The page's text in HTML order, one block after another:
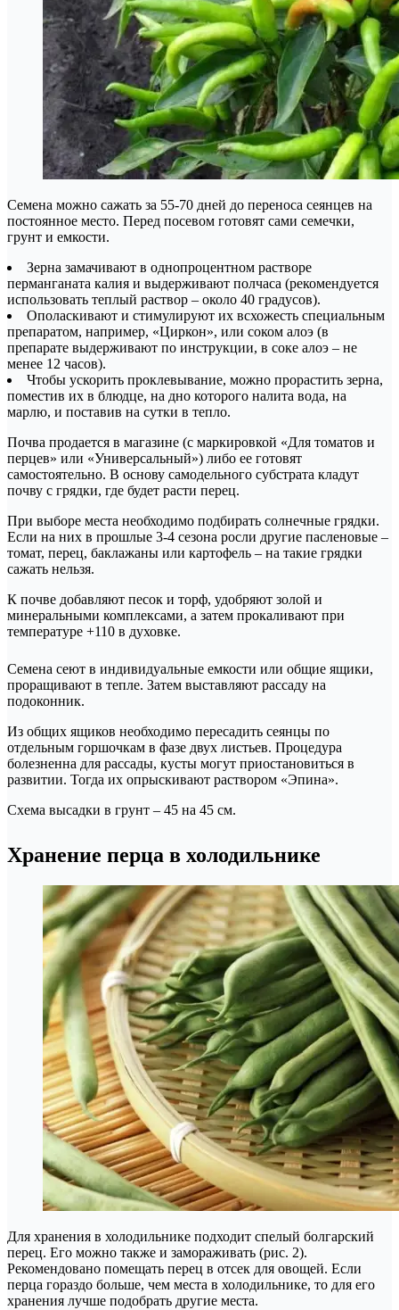
Семена можно сажать за 55-70 дней до переноса сеянцев на
постоянное место. Перед посевом готовят сами семечки,
грунт и емкости.
Зерна замачивают в однопроцентном растворе
перманганата калия и выдерживают полчаса (рекомендуется
использовать теплый раствор – около 40 градусов).
Ополаскивают и стимулируют их всхожесть специальным
препаратом, например, «Циркон», или соком алоэ (в
препарате выдерживают по инструкции, в соке алоэ – не
менее 12 часов).
Чтобы ускорить проклевывание, можно прорастить зерна,
поместив их в блюдце, на дно которого налита вода, на
марлю, и поставив на сутки в тепло.
Почва продается в магазине (с маркировкой «Для томатов и
перцев» или «Универсальный») либо ее готовят
самостоятельно. В основу самодельного субстрата кладут
почву с грядки, где будет расти перец.
При выборе места необходимо подбирать солнечные грядки.
Если на них в прошлые 3-4 сезона росли другие пасленовые –
томат, перец, баклажаны или картофель – на такие грядки
сажать нельзя.
К почве добавляют песок и торф, удобряют золой и
минеральными комплексами, а затем прокаливают при
температуре +110 в духовке.
Семена сеют в индивидуальные емкости или общие ящики,
проращивают в тепле. Затем выставляют рассаду на
подоконник.
Из общих ящиков необходимо пересадить сеянцы по
отдельным горшочкам в фазе двух листьев. Процедура
болезненна для рассады, кусты могут приостановиться в
развитии. Тогда их опрыскивают раствором «Эпина».
Схема высадки в грунт – 45 на 45 см.
Хранение перца в холодильнике
Для хранения в холодильнике подходит спелый болгарский
перец. Его можно также и замораживать (рис. 2).
Рекомендовано помещать перец в отсек для овощей. Если
перца гораздо больше, чем места в холодильнике, то для его
хранения лучше подобрать другие места.